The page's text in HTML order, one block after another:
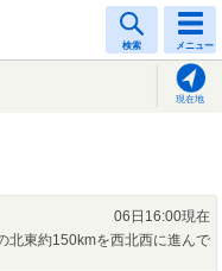
検索 メニュー
現在地
06日16:00現在
北東約150kmを西北西に進んで